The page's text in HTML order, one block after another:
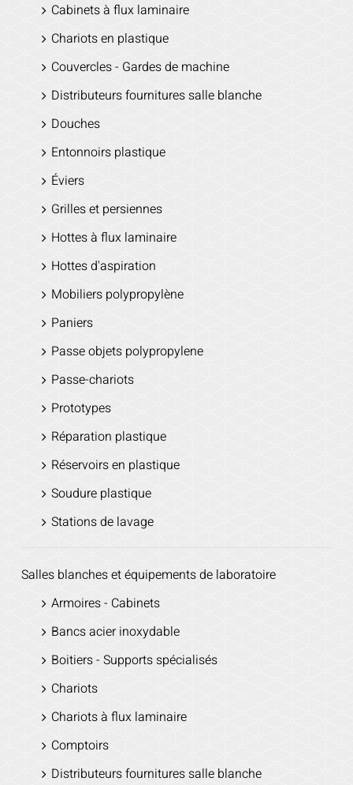
Cabinets à flux laminaire
Chariots en plastique
Couvercles - Gardes de machine
Distributeurs fournitures salle blanche
Douches
Entonnoirs plastique
Éviers
Grilles et persiennes
Hottes à flux laminaire
Hottes d'aspiration
Mobiliers polypropylène
Paniers
Passe objets polypropylene
Passe-chariots
Prototypes
Réparation plastique
Réservoirs en plastique
Soudure plastique
Stations de lavage
Salles blanches et équipements de laboratoire
Armoires - Cabinets
Bancs acier inoxydable
Boitiers - Supports spécialisés
Chariots
Chariots à flux laminaire
Comptoirs
Distributeurs fournitures salle blanche